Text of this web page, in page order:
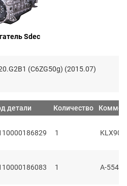
Sdec
(C6ZG50g) (2015.07)
детали Количество
1 KLX908
1 A-